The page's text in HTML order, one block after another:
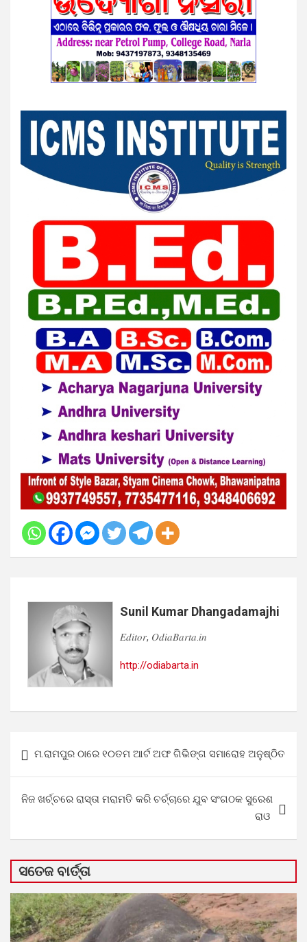
Sunil Kumar Dhangadamajhi
𝐸𝑑𝑖𝑡𝑜𝑟, 𝑂𝑑𝑖𝑎𝐵𝑎𝑟𝑡𝑎.𝑖𝑛
http://odiabarta.in
navigation
ମ.ରାମପୁର ଠାରେ ୧୦ତମ ଆର୍ଟ ଅଫ ଗିଭିଙ୍ଗ ସମାରୋହ ଅନୁଷ୍ଠିତ
ନିଜ ଖର୍ଚ୍ଚରେ ରାସ୍ତା ମରାମତି କରି ଚର୍ଚ୍ଚାରେ ଯୁବ ସଂଗଠକ ସୁରେଶ
ରାଓ
ସତେଜ ବାର୍ତ୍ତା